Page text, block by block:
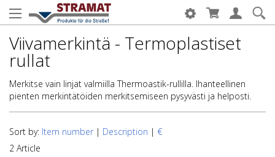
Viivamerkintä - Termoplastiset
rullat
Merkitse vain linjat valmiilla Thermoastik-rullilla. Ihanteellinen
pienten merkintätöiden merkitsemiseen pysyvästi ja helposti.
Sort by: Item number | Description | €
2 Article